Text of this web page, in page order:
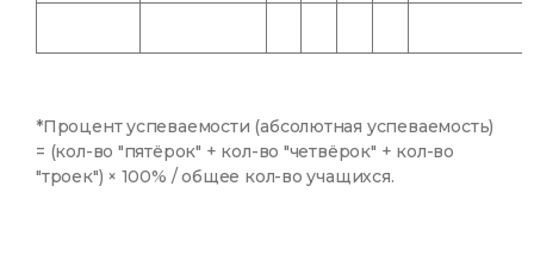
*Процент успеваемости (абсолютная успеваемость)
= (кол-во "пятёрок" + кол-во "четвёрок" + кол-во
"троек") × 100% / общее кол-во учащихся.